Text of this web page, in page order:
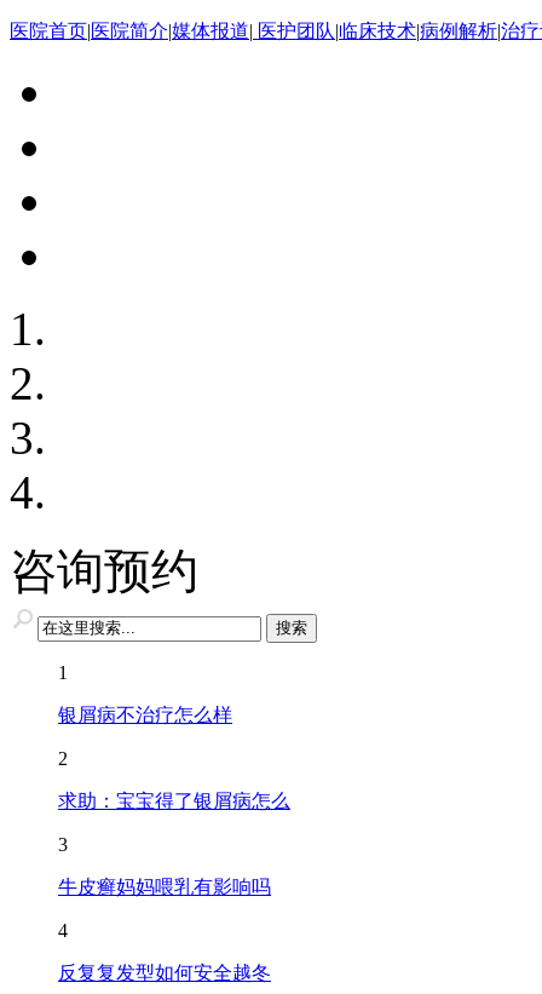
医院首页|医院简介|媒体报道| 医护团队|临床技术|病例解析|治
咨询预约
1
银屑病不治疗怎么样
2
求助：宝宝得了银屑病怎么
3
牛皮癣妈妈喂乳有影响吗
4
反复复发型如何安全越冬